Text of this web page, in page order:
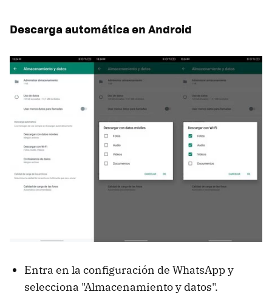
Descarga automática en Android
Entra en la configuración de WhatsApp y
selecciona "Almacenamiento y datos".